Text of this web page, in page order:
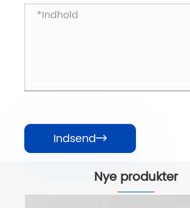
Indsend
Nye produkter